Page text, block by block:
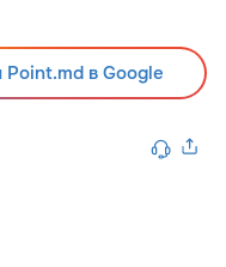
Point.md в Google